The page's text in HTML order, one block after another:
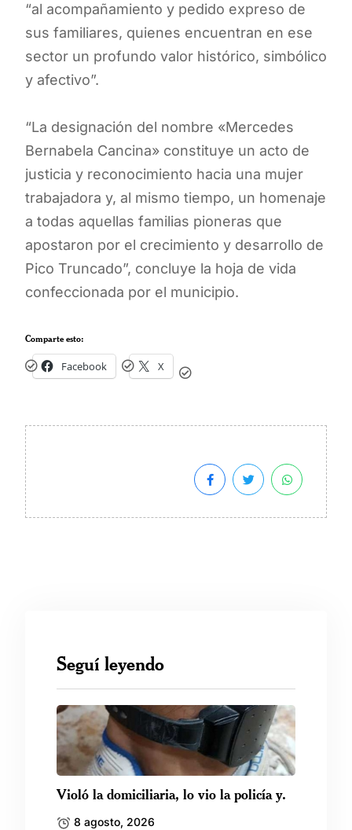
“al acompañamiento y pedido expreso de
sus familiares, quienes encuentran en ese
sector un profundo valor histórico, simbólico
y afectivo”.
“La designación del nombre «Mercedes
Bernabela Cancina» constituye un acto de
justicia y reconocimiento hacia una mujer
trabajadora y, al mismo tiempo, un homenaje
a todas aquellas familias pioneras que
apostaron por el crecimiento y desarrollo de
Pico Truncado”, concluye la hoja de vida
confeccionada por el municipio.
Comparte esto:
Facebook X
Seguí leyendo
Violó la domiciliaria, lo vio la policía y.
8 agosto, 2026